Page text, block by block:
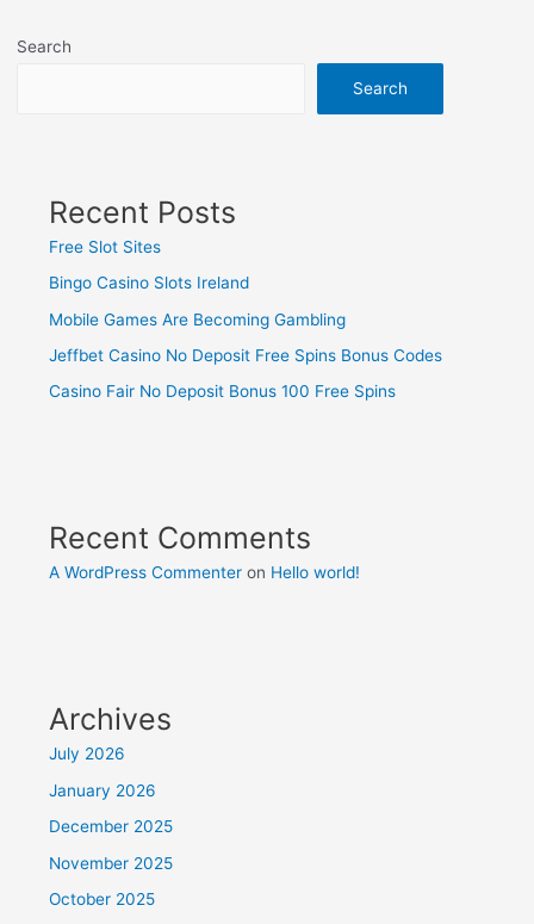
Search
Search
Recent Posts
Free Slot Sites
Bingo Casino Slots Ireland
Mobile Games Are Becoming Gambling
Jeffbet Casino No Deposit Free Spins Bonus Codes
Casino Fair No Deposit Bonus 100 Free Spins
Recent Comments
A WordPress Commenter on Hello world!
Archives
July 2026
January 2026
December 2025
November 2025
October 2025